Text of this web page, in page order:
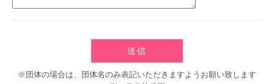
送信
※団体の場合は、団体名のみ表記いただきますようお願い致します